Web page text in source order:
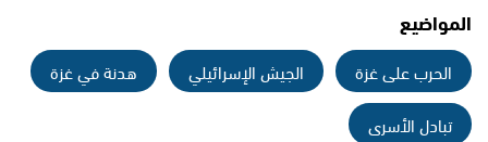
المواضيع
الحرب على غزة الجيش الإسرائيلي
هدنة في غزة
تبادل الأسرى